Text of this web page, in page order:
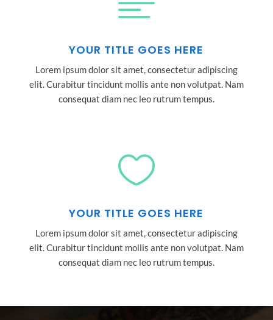
YOUR TITLE GOES HERE
Lorem ipsum dolor sit amet, consectetur adipiscing
elit. Curabitur tincidunt mollis ante non volutpat. Nam
consequat diam nec leo rutrum tempus.

YOUR TITLE GOES HERE
Lorem ipsum dolor sit amet, consectetur adipiscing
elit. Curabitur tincidunt mollis ante non volutpat. Nam
consequat diam nec leo rutrum tempus.